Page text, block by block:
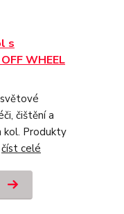
s
WHEEL
čištění a
kol. Produkty
číst celé